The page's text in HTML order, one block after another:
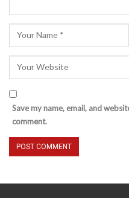
Save my name, email, and
comment.